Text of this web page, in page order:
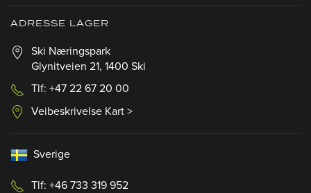
ADRESSE LAGER
Ski Næringspark
Glynitveien 21, 1400 Ski
Tlf: +47 22 67 20 00
Veibeskrivelse Kart >
Sverige
Tlf: +46 733 319 952